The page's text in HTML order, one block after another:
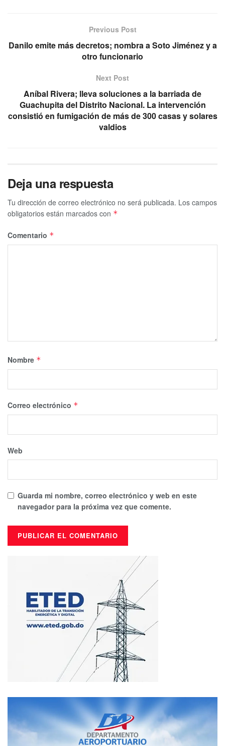
Previous Post
Danilo emite más decretos; nombra a Soto Jiménez y a
otro funcionario
Next Post
Aníbal Rivera; lleva soluciones a la barriada de
Guachupita del Distrito Nacional. La intervención
consistió en fumigación de más de 300 casas y solares
valdios
Deja una respuesta
Tu dirección de correo electrónico no será publicada. Los campos
obligatorios están marcados con *
Comentario *
Nombre *
Correo electrónico *
Web
Guarda mi nombre, correo electrónico y web en este
navegador para la próxima vez que comente.